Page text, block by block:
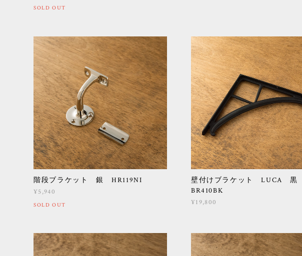
SOLD OUT
階段ブラケット 銀 HR119NI
¥5,940
SOLD OUT
壁付けブラケット LUCA 黒
BR410BK
¥19,800